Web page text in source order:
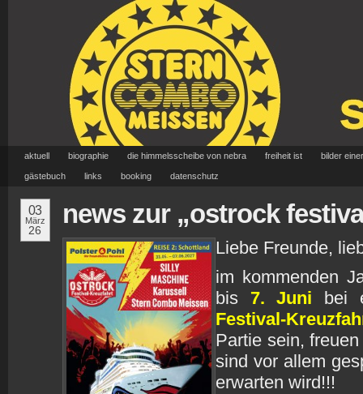
aktuell biographie die himmelsscheibe von nebra freiheit ist bilder
gästebuch links booking datenschutz
03
März
26
news zur „ostrock
Liebe Freunde,
im kommenden
bis 7. Juni bei
Festival-
Partie sein,
sind vor allem
erwarten wird!!!